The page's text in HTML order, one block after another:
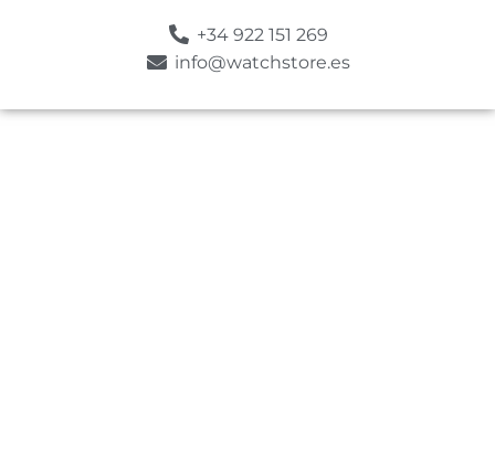
+34 922 151 269
info@watchstore.es